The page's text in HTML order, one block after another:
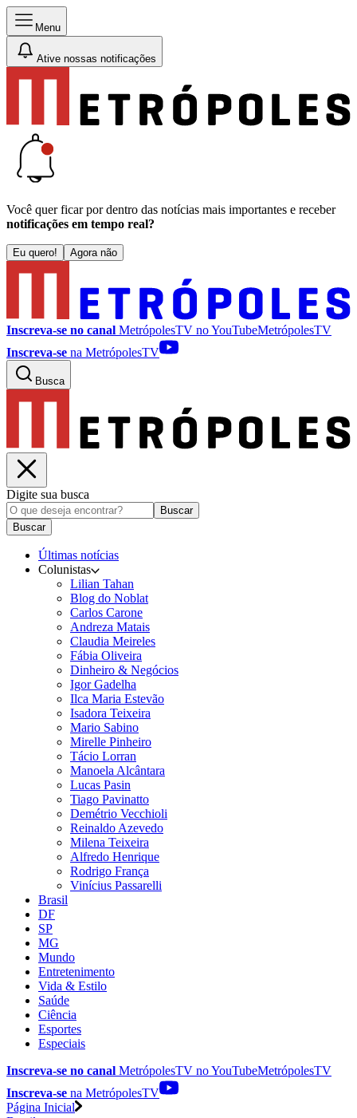
Menu
Ative nossas notificações
Você quer ficar por dentro das notícias mais importantes e receber
notificações em tempo real?
Eu quero! Agora não
Inscreva-se no canal MetrópolesTV noYouTubeMetrópolesTV
Inscreva-se na MetrópolesTV
Busca
Digite sua busca
Buscar
Buscar
Últimas notícias
Colunistas
Lilian Tahan
Blog do Noblat
Carlos Carone
Andreza Matais
Claudia Meireles
Fábia Oliveira
Dinheiro & Negócios
Igor Gadelha
Ilca Maria Estevão
Isadora Teixeira
Mario Sabino
Mirelle Pinheiro
Tácio Lorran
Manoela Alcântara
Lucas Pasin
Tiago Pavinatto
Demétrio Vecchioli
Reinaldo Azevedo
Milena Teixeira
Alfredo Henrique
Rodrigo França
Vinícius Passarelli
Brasil
DF
SP
MG
Mundo
Entretenimento
Vida & Estilo
Saúde
Ciência
Esportes
Especiais
Inscreva-se no canal MetrópolesTV noYouTubeMetrópolesTV
Inscreva-se na MetrópolesTV
Página Inicial